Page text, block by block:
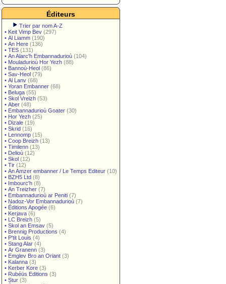
Éditeurs
Trier par nom A-Z
• Keit Vimp Bev (297)
• Al Liamm (190)
• An Here (136)
• TES (131)
• An Alarc'h Embannadurioù (104)
• Mouladurioù Hor Yezh (88)
• Bannoù-Heol (86)
• Sav-Heol (79)
• Al Lanv (68)
• Yoran Embanner (68)
• Beluga (55)
• Skol Vreizh (53)
• Aber (48)
• Embannadurioù Goater (30)
• Hor Yezh (25)
• Dizale (19)
• Skrid (16)
• Lennomp (15)
• Coop Breizh (13)
• Timilenn (13)
• Delioù (12)
• Skol (12)
• Tir (12)
• An Amzer embanner / Le Temps Editeur (10)
• BZH5 Ltd (8)
• Imbourc'h (8)
• An Treizher (7)
• Embannadurioù ar Peniti (7)
• Nadoz-Vor Embannadurioù (7)
• Éditions Apogée (6)
• Kerjava (6)
• LC Breizh (5)
• Skol an Emsav (5)
• Brennig Productions (4)
• P'tit Louis (4)
• Stang Alar (4)
• Ar Granenn (3)
• Emglev Bro an Oriant (3)
• Kalanna (3)
• Kerber Kore (3)
• Rubéüs Editions (3)
• Stur (3)